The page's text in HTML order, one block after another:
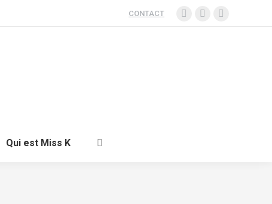
CONTACT
Qui est Miss K